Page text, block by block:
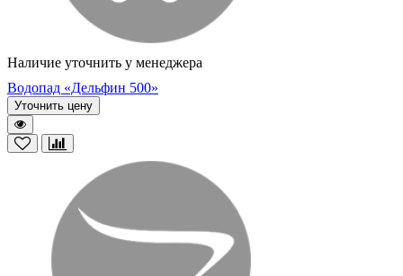
Наличие уточнить у менеджера
Водопад «Дельфин 500»
Уточнить цену